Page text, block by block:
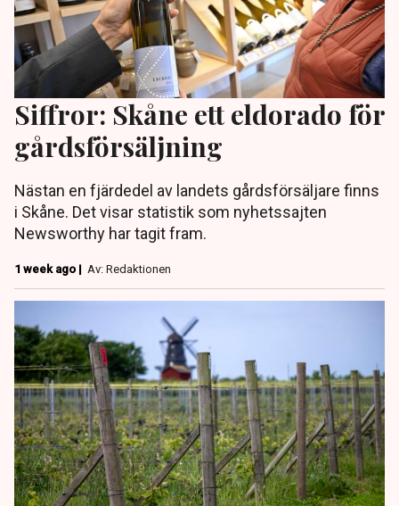
Siffror: Skåne ett eldorado för
gårdsförsäljning
Nästan en fjärdedel av landets gårdsförsäljare finns
i Skåne. Det visar statistik som nyhetssajten
Newsworthy har tagit fram.
1 week ago | Av: Redaktionen